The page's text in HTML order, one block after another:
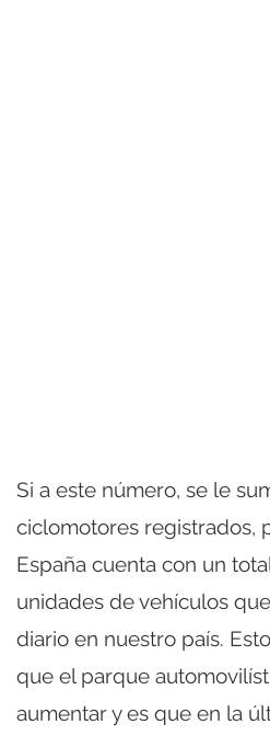
Si a este número, se le
ciclomotores registrados,
España cuenta con un
unidades de vehículos
diario en nuestro país.
que el parque
aumentar y es que en la